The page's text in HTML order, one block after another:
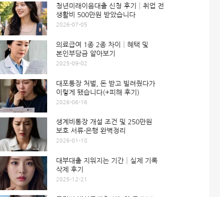
청년미래이음대출 신청 후기│취업 전
생활비 500만원 받았습니다
2026-07-05
의료급여 1종 2종 차이│혜택 및
본인부담금 알아보기
2025-09-02
대포통장 처벌, 돈 받고 빌려줬다가
이렇게 됐습니다(+피해 후기)
2026-06-16
생계비통장 개설 조건 및 250만원
보호 서류·은행 완벽정리
2026-01-18
대부대출 지워지는 기간│실제 기록
삭제 후기
2025-12-21